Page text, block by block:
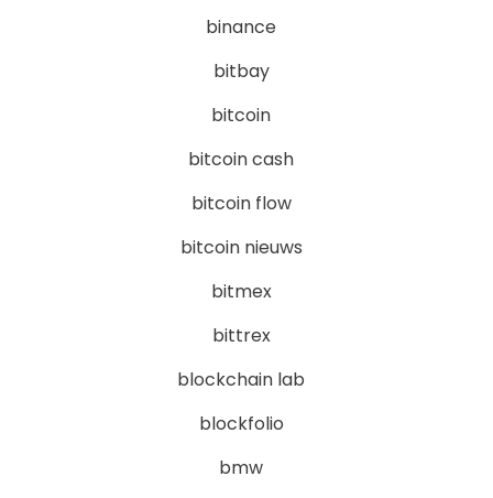
binance
bitbay
bitcoin
bitcoin cash
bitcoin flow
bitcoin nieuws
bitmex
bittrex
blockchain lab
blockfolio
bmw